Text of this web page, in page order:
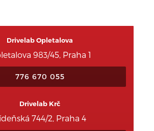
Drivelab Opletalova
983/45, Praha 1
776 670 055
Drivelab Krč
744/2, Praha 4